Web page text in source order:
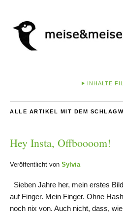
INHALTE
ALLE ARTIKEL MIT DEM
Hey Insta, Offboooom!
Veröffentlicht von Sylvia
Sieben Jahre her, mein erstes
auf Finger. Mein Finger. Ohne
noch nix von. Auch nicht, dass,